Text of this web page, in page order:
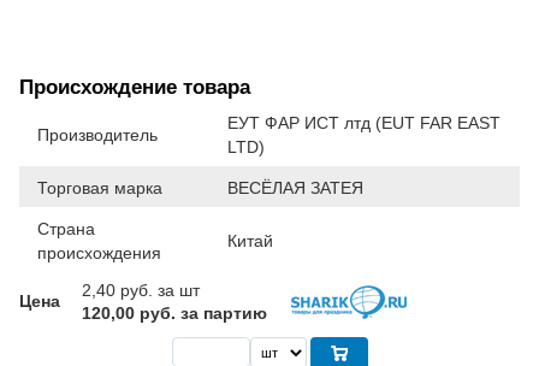
Происхождение товара
Производитель
ЕУТ ФАР ИСТ лтд (EUT FAR EAST
LTD)
Торговая марка ВЕСЁЛАЯ ЗАТЕЯ
Страна
происхождения
Китай
Цена
2,40 руб. за шт
120,00 руб. за партию